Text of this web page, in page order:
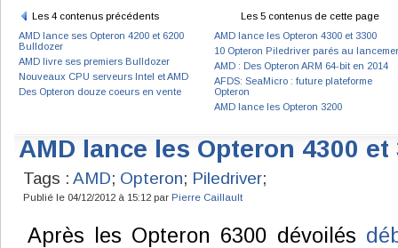
Les 4 contenus précédents
AMD lance ses Opteron 4200 et 6200
Bulldozer
AMD livre ses premiers Bulldozer
Nouveaux CPU serveurs Intel et AMD
Des Opteron douze coeurs en vente
Les 5 contenus de cette page
AMD lance les Opteron 4300 et 3300
10 Opteron Piledriver parés au
AMD : Des Opteron ARM 64-bit en 2014
AFDS: SeaMicro : future plateforme
Opteron
AMD lance les Opteron 3200
AMD lance les Opteron 4300 et
Tags : AMD; Opteron; Piledriver;
Publié le 04/12/2012 à 15:12 par Pierre Caillault
Après les Opteron 6300 dévoilés